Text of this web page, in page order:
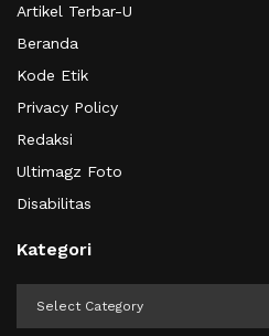
Artikel Terbar-U
Beranda
Kode Etik
Privacy Policy
Redaksi
Ultimagz Foto
Disabilitas
Kategori